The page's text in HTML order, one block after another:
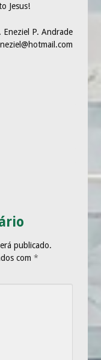
Jesus!
Eneziel P. Andrade
publicado.
com *